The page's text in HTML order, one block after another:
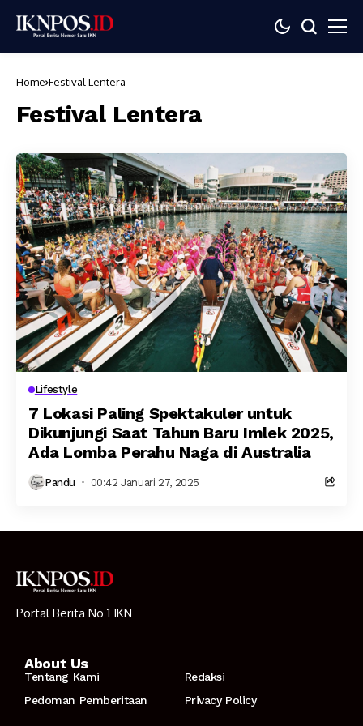
Home Festival Lentera
Festival Lentera
Lifestyle
7 Lokasi Paling Spektakuler untuk
Dikunjungi Saat Tahun Baru Imlek 2025,
Ada Lomba Perahu Naga di Australia
Pandu 00:42 Januari 27, 2025
Portal Berita No 1 IKN
About Us
Tentang Kami
Redaksi
Pedoman Pemberitaan
Privacy Policy